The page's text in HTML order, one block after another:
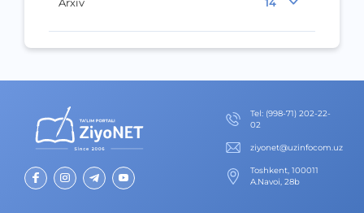
Теl: (998-71) 202-22-
02
ziyonet@uzinfocom.uz
Toshkent, 100011
A.Navoi, 28b